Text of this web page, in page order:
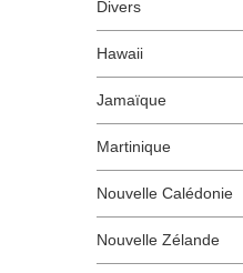
Divers
Hawaii
Jamaïque
Martinique
Nouvelle Calédonie
Nouvelle Zélande